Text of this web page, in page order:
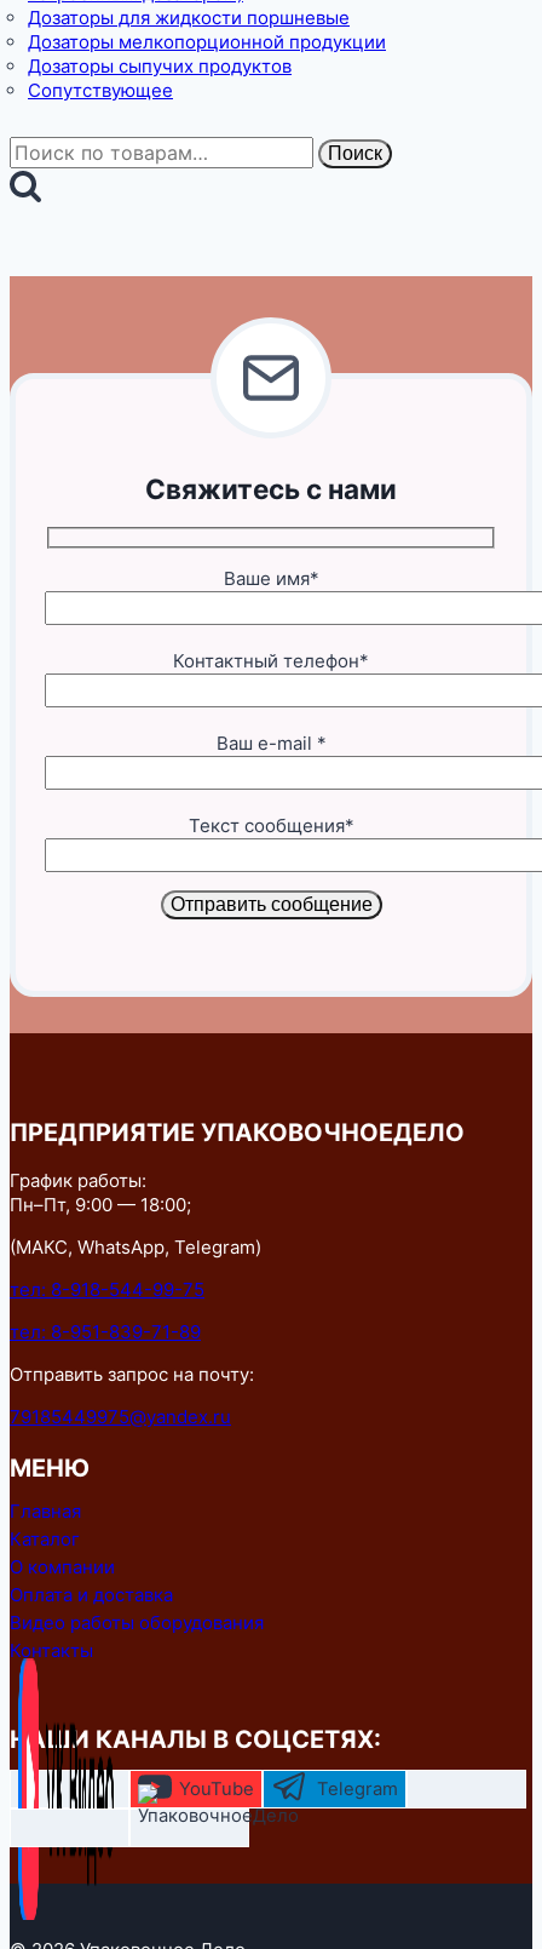
Дозаторы для жидкости поршневые
Дозаторы мелкопорционной продукции
Дозаторы сыпучих продуктов
Сопутствующее
Искать: Поиск
Свяжитесь с нами
Ваше имя*
Контактный телефон*
Ваш e-mail *
Текст сообщения*
Отправить сообщение
ПРЕДПРИЯТИЕ УПАКОВОЧНОЕДЕЛО
График работы:
Пн–Пт, 9:00 — 18:00;
(МАКС, WhatsApp, Telegram)
тел: 8-918-544-99-75
тел: 8-951-839-71-89
Отправить запрос на почту:
79185449975@yandex.ru
МЕНЮ
Главная
Каталог
О компании
Оплата и доставка
Видео работы оборудования
Контакты
НАШИ КАНАЛЫ В СОЦСЕТЯХ:
YouTube Telegram